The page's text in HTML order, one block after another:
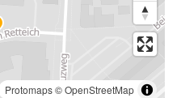
Protomaps©OpenStreetMap